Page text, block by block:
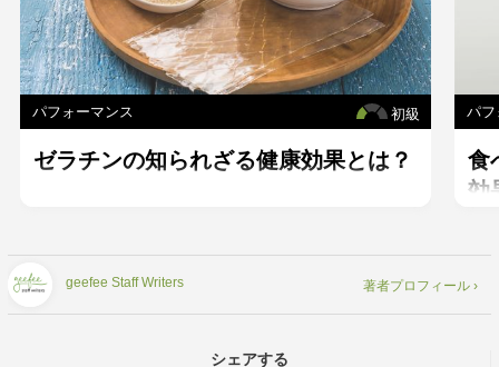
初級
パフォーマンス
ゼラチンの知られざる健康効果とは？
パフ
食
効
geefee Staff Writers 著者プロフィール ›
シェアする